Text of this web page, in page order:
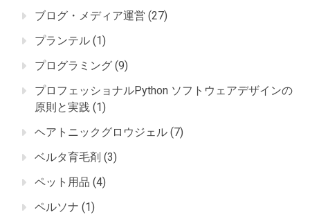
ブログ・メディア運営 (27)
プランテル (1)
プログラミング (9)
プロフェッショナルPython ソフトウェアデザインの
原則と実践 (1)
ヘアトニックグロウジェル (7)
ベルタ育毛剤 (3)
ペット用品 (4)
ペルソナ (1)